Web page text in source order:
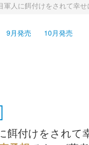
人に餌付けをされて幸
9月発売 10月発売
付けをされて